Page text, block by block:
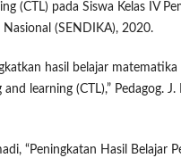
(CTL) pada Siswa Kelas IV
Nasional (SENDIKA), 2020.
hasil belajar matematika
learning (CTL),” Pedagog. J.
“Peningkatan Hasil Belajar